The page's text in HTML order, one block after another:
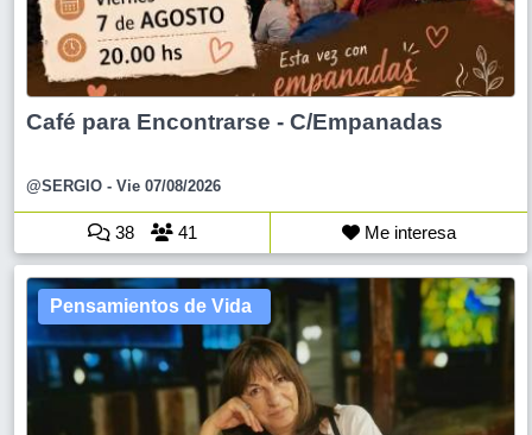
Café para Encontrarse - C/Empanadas
@SERGIO - Vie 07/08/2026
38 41 Me interesa
Pensamientos de Vida